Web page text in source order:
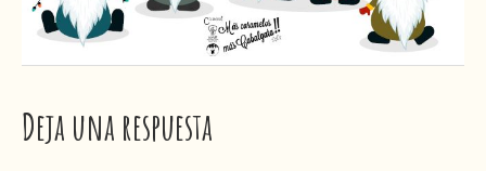
Deja una respuesta